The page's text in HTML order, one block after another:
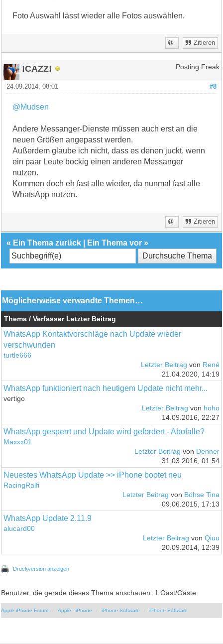
Foto Auswahl lässt wieder alle Fotos auswählen.
Zitieren
!CAZZ! Posting Freak
#8
24.09.2014, 08:01
@Mudsen
Andere Messanger-Dienste müssen auch erst an die
neuen Größen angepasst werden.
Außerdem glaube ich nicht, dass es denen juckt, wenn
ein paar Leute bockig einen anderen Messanger
nutzen.
Kommen doch eh fast alle wieder, da nunmal fast alle
WhatsApp nutzen.
Zitieren
« Ein Thema zurück Ein Thema vor »
Möglicherweise verwandte Themen…
Thema / Verfasser Letzter Beitrag
WhatsApp Kontaktvorschläge nach Update wieder
verschwunden
turtle666
Letzter Beitrag von René
21.04.2020, 14:19
WhatsApp funktioniert nach heutigem Update nicht mehr...
vertigo
Letzter Beitrag von hoho
14.09.2016, 22:27
WhatsApp gesperrt und Update wird gefordert - Abofalle?
Maxxx01
Letzter Beitrag von Denner
31.03.2016, 01:54
Neuestes WhatsApp Update >> iPhone bootet neu
RacingRalfi
Letzter Beitrag von Böhse Tina
09.06.2015, 17:13
WhatsApp Update 2.11.9
alucard00
Letzter Beitrag von Qiuu
20.09.2014, 12:39
Druckversion anzeigen
Benutzer, die gerade dieses Thema anschauen: 1 Gast/Gäste
Apple iPhone Forum Apple - iPhone iPhone Software iPhone Software